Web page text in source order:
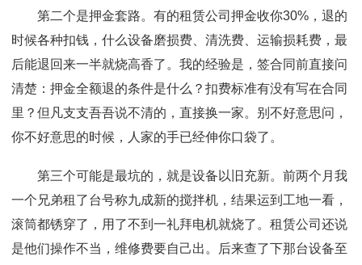
第二个是押金套路。有的租赁公司押金收你30%，退的
时候各种扣钱，什么设备磨损费、清洗费、运输损耗费，最
后能退回来一半就烧高香了。我的经验是，签合同前直接问
清楚：押金全额退的条件是什么？扣费标准有没有写在合同
里？但凡支支吾吾说不清的，直接换一家。别不好意思问，
你不好意思的时候，人家的手已经伸你口袋了。
第三个可能是最坑的，就是设备以旧充新。前两个月我
一个兄弟租了台号称九成新的搅拌机，结果运到工地一看，
滚筒都锈穿了，用了不到一礼拜电机就烧了。租赁公司还说
是他们操作不当，维修费要自己出。后来查了下那台设备至